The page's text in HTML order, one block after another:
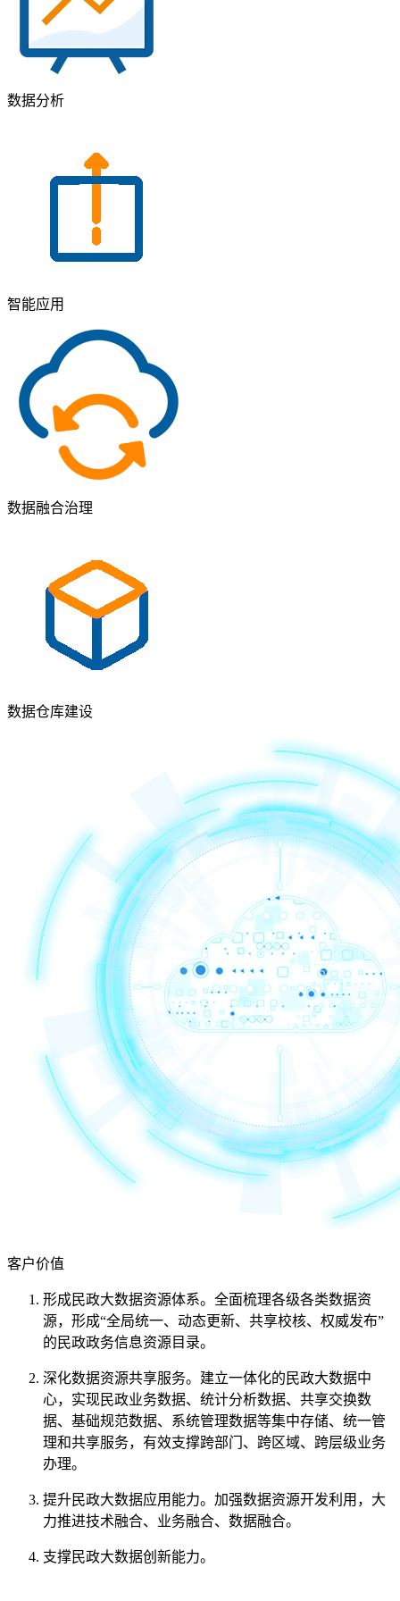
数据分析
智能应用
数据融合治理
数据仓库建设
客户价值
形成民政大数据资源体系。全面梳理各级各类数据资
源，形成“全局统一、动态更新、共享校核、权威发布”
的民政政务信息资源目录。
深化数据资源共享服务。建立一体化的民政大数据中
心，实现民政业务数据、统计分析数据、共享交换数
据、基础规范数据、系统管理数据等集中存储、统一管
理和共享服务，有效支撑跨部门、跨区域、跨层级业务
办理。
提升民政大数据应用能力。加强数据资源开发利用，大
力推进技术融合、业务融合、数据融合。
支撑民政大数据创新能力。